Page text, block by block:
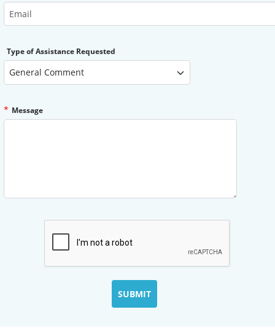
Type of Assistance Requested
* Message